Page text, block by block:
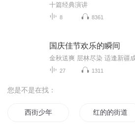
十篇经典演讲
8 8361
国庆佳节欢乐的瞬间
27 1311
您是不是在找：
西街少年 红的的街道